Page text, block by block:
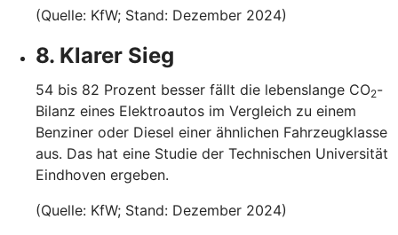
(Quelle: KfW; Stand: Dezember 2024)
8. Klarer Sieg
54 bis 82 Prozent besser fällt die lebenslange CO2-
Bilanz eines Elektroautos im Vergleich zu einem
Benziner oder Diesel einer ähnlichen Fahrzeugklasse
aus. Das hat eine Studie der Technischen Universität
Eindhoven ergeben.
(Quelle: KfW; Stand: Dezember 2024)